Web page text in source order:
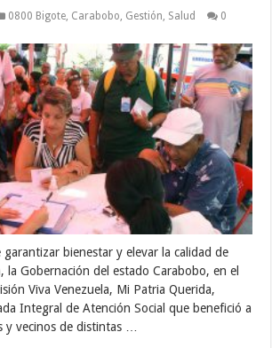
0800 Bigote, Carabobo, Gestión, Salud
0
bienestar y elevar la calidad de
la Gobernación del estado Carabobo, en el
Viva Venezuela, Mi Patria Querida,
Integral de Atención Social que benefició a
y vecinos de distintas …